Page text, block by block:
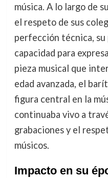
música. A lo largo de
el respeto de sus
perfección técnica, su
capacidad para
pieza musical que
edad avanzada, el
figura central en la
continuaba vivo a
grabaciones y el
músicos.
Impacto en su